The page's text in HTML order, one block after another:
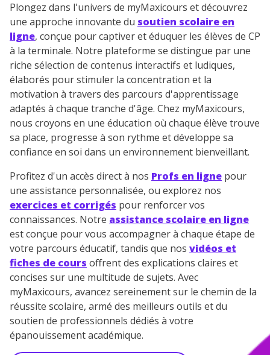
Plongez dans l'univers de myMaxicours et découvrez
une approche innovante du soutien scolaire en
ligne, conçue pour captiver et éduquer les élèves de CP
à la terminale. Notre plateforme se distingue par une
riche sélection de contenus interactifs et ludiques,
élaborés pour stimuler la concentration et la
motivation à travers des parcours d'apprentissage
adaptés à chaque tranche d'âge. Chez myMaxicours,
nous croyons en une éducation où chaque élève trouve
sa place, progresse à son rythme et développe sa
confiance en soi dans un environnement bienveillant.
Profitez d'un accès direct à nos Profs en ligne pour
une assistance personnalisée, ou explorez nos
exercices et corrigés pour renforcer vos
connaissances. Notre assistance scolaire en ligne
est conçue pour vous accompagner à chaque étape de
votre parcours éducatif, tandis que nos vidéos et
fiches de cours offrent des explications claires et
concises sur une multitude de sujets. Avec
myMaxicours, avancez sereinement sur le chemin de la
réussite scolaire, armé des meilleurs outils et du
soutien de professionnels dédiés à votre
épanouissement académique.